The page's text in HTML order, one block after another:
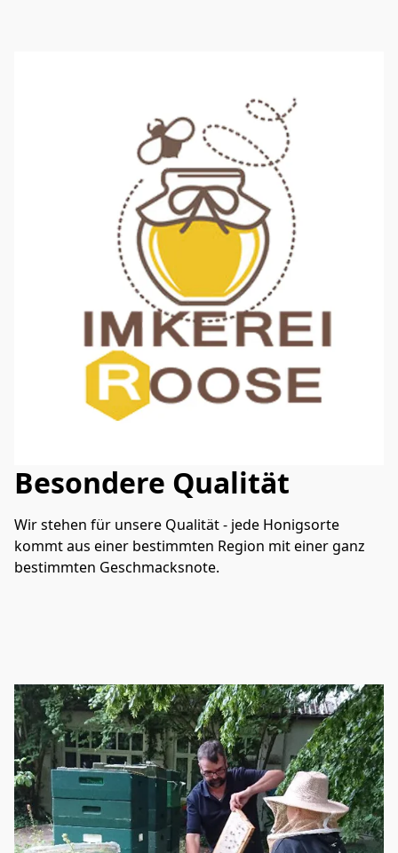
Besondere Qualität
Wir stehen für unsere Qualität - jede Honigsorte
kommt aus einer bestimmten Region mit einer ganz
bestimmten Geschmacksnote.